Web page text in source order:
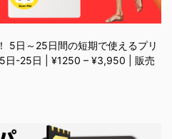
5日～25日間の短期で使えるプリ
日-25日 | ¥1250 – ¥3,950 | 販売